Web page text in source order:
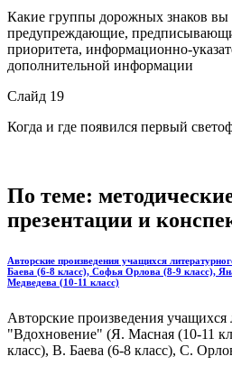
Какие группы дорожных знаков вы
предупреждающие,
приоритета, информационно-
дополнительной информации
Слайд 19
Когда и где появился первый
По теме:
презентации и
Авторские произведения учащихся
Баева (6-8 класс), Софья Орлова (8-9 класс),
Медведева (10-11 класс)
Авторские произведения учащихся
"Вдохновение" (Я. Масная (10-11
класс), В. Баева (6-8 класс), С.